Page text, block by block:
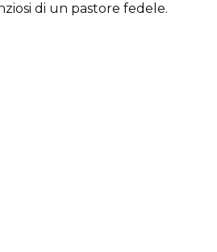
di un pastore fedele.